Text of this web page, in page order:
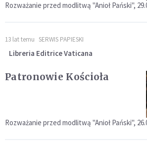
Rozważanie przed modlitwą "Anioł Pański",
13 lat temu SERWIS PAPIESKI
Libreria Editrice Vaticana
Patronowie Kościoła
Rozważanie przed modlitwą "Anioł Pański",